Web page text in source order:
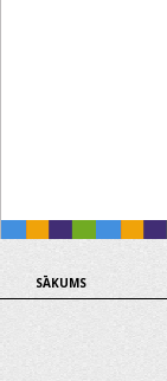
SĀKUMS